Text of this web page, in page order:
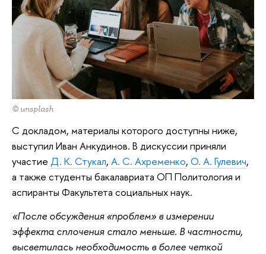
© unsplash
С докладом, материалы которого доступны ниже,
выступил Иван Анкудинов. В дискуссии приняли
участие Д. К. Стукал, А. С. Ахременко, О. А. Гулевич,
а также студенты бакалавриата ОП Политология и
аспиранты Факультета социальных наук.
«После обсуждения «проблем» в измерении
эффекта сплочения стало меньше. В частности,
высветилась необходимость в более четкой